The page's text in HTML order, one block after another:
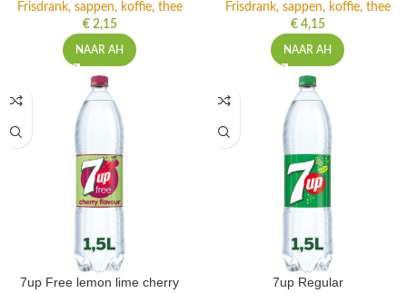
Frisdrank, sappen, koffie, thee
€2,15
NAAR AH
Frisdrank, sappen, koffie, thee
€4,15
NAAR AH
7up Free lemon lime cherry 7up Regular